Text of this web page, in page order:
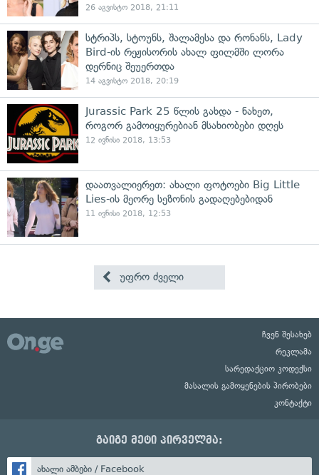
26 აგვისტო 2018, 21:11
სტრიპს, სტოუნს, შალამესა და რონანს, Lady
Bird-ის რეჟისორის ახალ ფილმში ლორა
დერნიც შეუერთდა
14 აგვისტო 2018, 20:19
Jurassic Park 25 წლის გახდა - ნახეთ,
როგორ გამოიყურებიან მსახიობები დღეს
12 ივნისი 2018, 13:53
დაათვალიერეთ: ახალი ფოტოები Big Little
Lies-ის მეორე სეზონის გადაღებებიდან
11 ივნისი 2018, 12:53
უფრო ძველი
ჩვენ შესახებ
რეკლამა
სარედაქციო კოდექსი
მასალის გამოყენების პირობები
კონტაქტი
გაიგე მეტი პირველმა:
ახალი ამბები / Facebook